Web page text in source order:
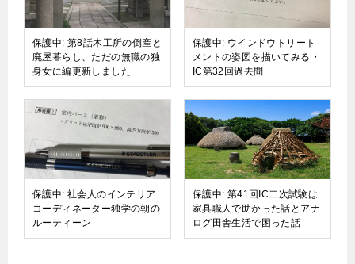
保護中: 第8話木工所の倒産と
廃屋暮らし、ただの無職の独
身女に編更新しました
保護中: ウインドウトリート
メントの姿図を描いてみる・
IC第32回過去問
保護中: 社会人のインテリア
コーディネーター独学の朝の
ルーティーン
保護中: 第41回IC二次試験は
家具職人で助かった話とアナ
ログ田舎生活で困った話